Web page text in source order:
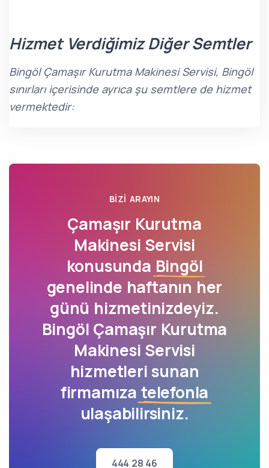
Hizmet Verdiğimiz Diğer Semtler
Bingöl Çamaşır Kurutma Makinesi Servisi, Bingöl
sınırları içerisinde ayrıca şu semtlere de hizmet
vermektedir:
BIZI ARAYIN
Çamaşır Kurutma
Makinesi Servisi
konusunda Bingöl
genelinde haftanın her
günü hizmetinizdeyiz.
Bingöl Çamaşır Kurutma
Makinesi Servisi
hizmetleri sunan
firmamıza telefonla
ulaşabilirsiniz.
444 28 46